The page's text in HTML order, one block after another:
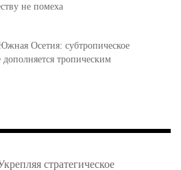
не помеха
Осетия: субтропическое
дополняется тропическим
стратегическое